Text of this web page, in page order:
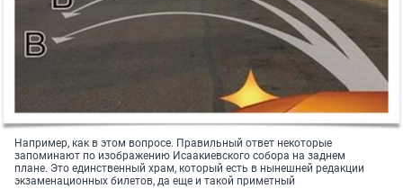
Например, как в этом вопросе. Правильный ответ некоторые
запоминают по изображению Исаакиевского собора на заднем
плане. Это единственный храм, который есть в нынешней редакции
экзаменационных билетов, да еще и такой приметный